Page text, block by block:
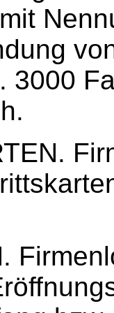
3000